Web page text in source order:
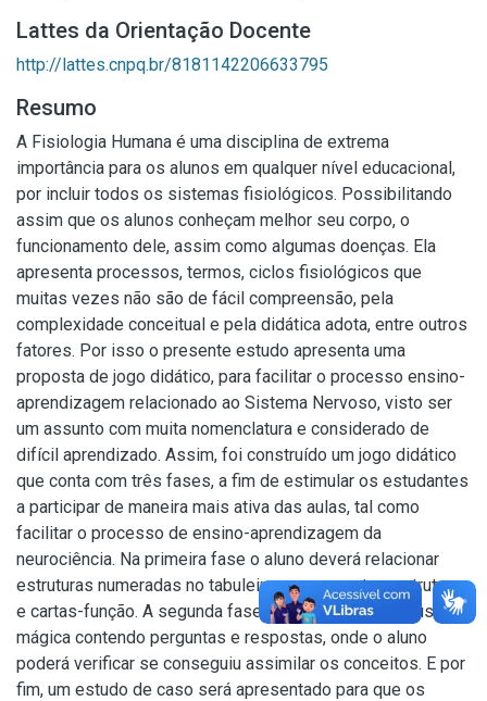
Lattes da Orientação Docente
http://lattes.cnpq.br/8181142206633795
Resumo
A Fisiologia Humana é uma disciplina de extrema
importância para os alunos em qualquer nível educacional,
por incluir todos os sistemas fisiológicos. Possibilitando
assim que os alunos conheçam melhor seu corpo, o
funcionamento dele, assim como algumas doenças. Ela
apresenta processos, termos, ciclos fisiológicos que
muitas vezes não são de fácil compreensão, pela
complexidade conceitual e pela didática adota, entre outros
fatores. Por isso o presente estudo apresenta uma
proposta de jogo didático, para facilitar o processo ensino-
aprendizagem relacionado ao Sistema Nervoso, visto ser
um assunto com muita nomenclatura e considerado de
difícil aprendizado. Assim, foi construído um jogo didático
que conta com três fases, a fim de estimular os estudantes
a participar de maneira mais ativa das aulas, tal como
facilitar o processo de ensino-aprendizagem da
neurociência. Na primeira fase o aluno deverá relacionar
estruturas numeradas no tabuleiro com as cartas-estrutura
e cartas-função. A segunda fase consiste em uma lousa
mágica contendo perguntas e respostas, onde o aluno
poderá verificar se conseguiu assimilar os conceitos. E por
fim, um estudo de caso será apresentado para que os